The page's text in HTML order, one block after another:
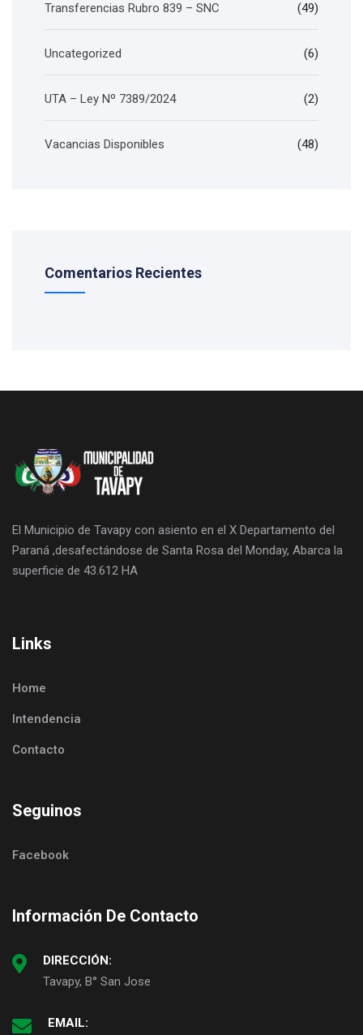
Transferencias Rubro 839 – SNC (49)
Uncategorized (6)
UTA – Ley Nº 7389/2024 (2)
Vacancias Disponibles (48)
Comentarios Recientes
El Municipio de Tavapy con asiento en el X Departamento del
Paraná ,desafectándose de Santa Rosa del Monday, Abarca la
superficie de 43.612 HA
Links
Home
Intendencia
Contacto
Seguinos
Facebook
Información De Contacto
DIRECCIÓN:
Tavapy, B° San Jose
EMAIL: